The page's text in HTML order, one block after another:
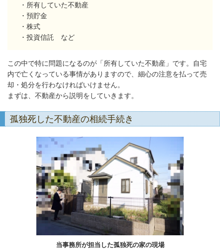
・所有していた不動産
・預貯金
・株式
・投資信託 など
この中で特に問題になるのが「所有していた不動産」です。自宅
内で亡くなっている事情がありますので、細心の注意を払って売
却・処分を行わなければいけません。
まずは、不動産から説明をしていきます。
孤独死した不動産の相続手続き
当事務所が担当した孤独死の家の現場